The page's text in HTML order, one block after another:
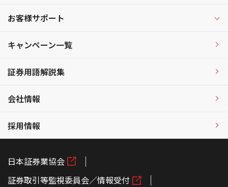
お客様サポート
キャンペーン一覧
証券用語解説集
会社情報
採用情報
日本証券業協会
証券取引等監視委員会／情報受付